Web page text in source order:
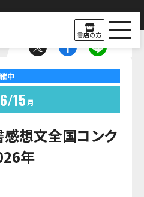
書店の方
中
6 15 月
想文全国コンク
年